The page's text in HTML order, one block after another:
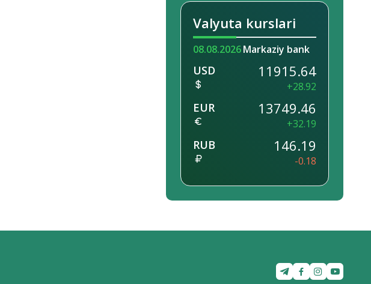
Valyuta kurslari
08.08.2026Markaziy bank
USD 11915.64
+28.92
EUR 13749.46
+32.19
RUB 146.19
-0.18